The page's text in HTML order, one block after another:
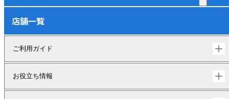
店舗一覧
ご利用ガイド
お役立ち情報